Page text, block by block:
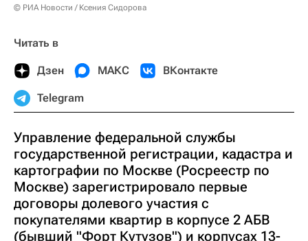
© РИА Новости / Ксения Сидорова
Читать в
Дзен МАКС ВКонтакте
Telegram
Управление федеральной службы
государственной регистрации, кадастра и
картографии по Москве (Росреестр по
Москве) зарегистрировало первые
договоры долевого участия с
покупателями квартир в корпусе 2 АБВ
(бывший "Форт Кутузов") и корпусах 13-